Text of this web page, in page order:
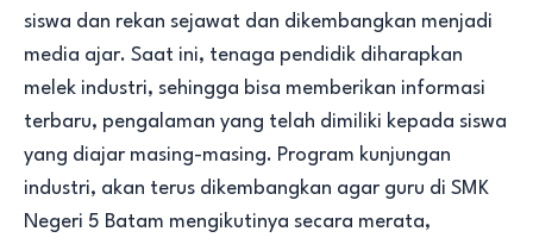
siswa dan rekan sejawat dan dikembangkan menjadi
media ajar. Saat ini, tenaga pendidik diharapkan
melek industri, sehingga bisa memberikan informasi
terbaru, pengalaman yang telah dimiliki kepada siswa
yang diajar masing-masing. Program kunjungan
industri, akan terus dikembangkan agar guru di SMK
Negeri 5 Batam mengikutinya secara merata,